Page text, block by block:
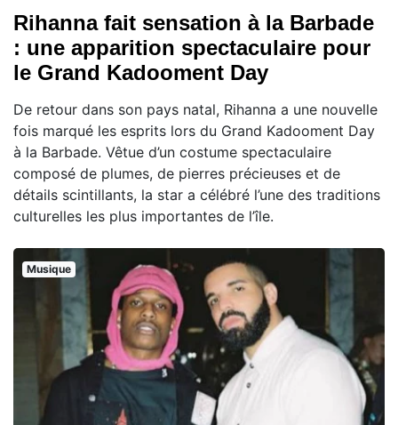
Rihanna fait sensation à la Barbade
: une apparition spectaculaire pour
le Grand Kadooment Day
De retour dans son pays natal, Rihanna a une nouvelle
fois marqué les esprits lors du Grand Kadooment Day
à la Barbade. Vêtue d’un costume spectaculaire
composé de plumes, de pierres précieuses et de
détails scintillants, la star a célébré l’une des traditions
culturelles les plus importantes de l’île.
Musique